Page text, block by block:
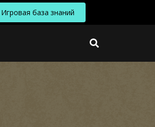
Игровая база знаний